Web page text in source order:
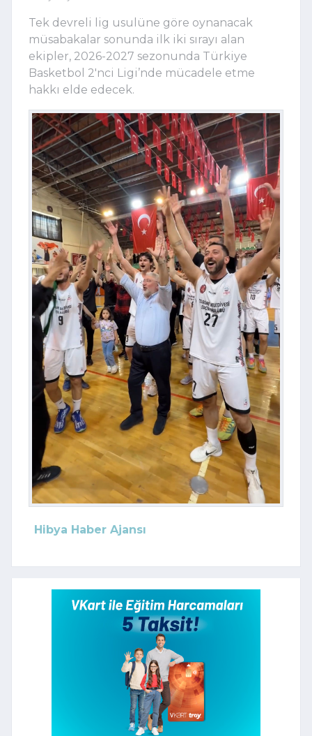
Tek devreli lig usulüne göre oynanacak
müsabakalar sonunda ilk iki sırayı alan
ekipler, 2026-2027 sezonunda Türkiye
Basketbol 2'nci Ligi’nde mücadele etme
hakkı elde edecek.
Hibya Haber Ajansı